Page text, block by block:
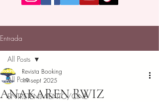
Entrada
All Posts
ENTRETENIMIENTO/CINE
All Posts
ANAKAREN RWIZ
Revista Booking
19 sept 2025